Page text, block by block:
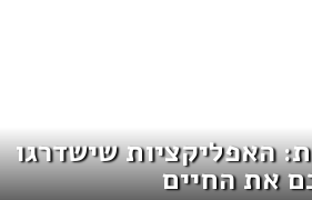
האפליקציות שישדרגו
את החיים